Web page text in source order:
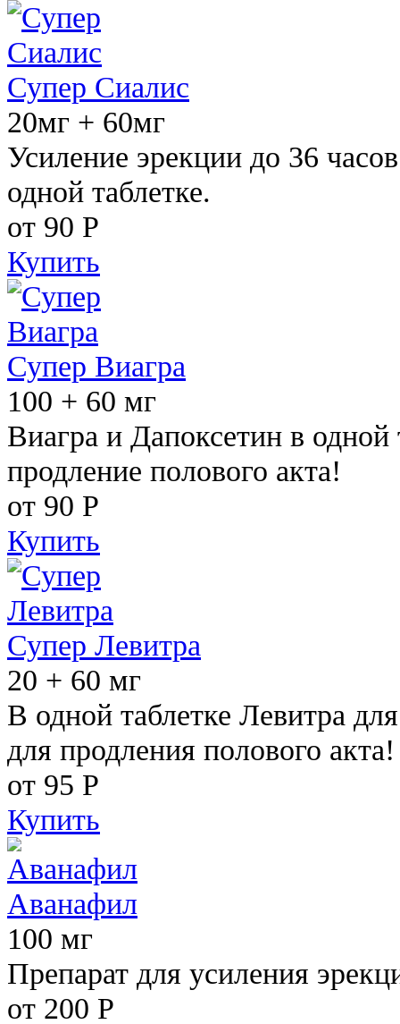
Супер Сиалис
20мг + 60мг
Усиление эрекции до 36
одной таблетке.
от 90 Р
Купить
Супер Виагра
100 + 60 мг
Виагра и Дапоксетин в одной
продление полового акта!
от 90 Р
Купить
Супер Левитра
20 + 60 мг
В одной таблетке Левитра
для продления полового акта!
от 95 Р
Купить
Аванафил
100 мг
Препарат для усиления
от 200 Р